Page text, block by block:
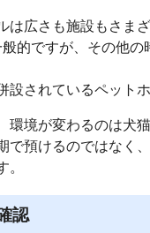
は広さも施設もさまざ
的ですが、その他
設されているペット
環境が変わるのは犬
で預けるのではなく
。
認